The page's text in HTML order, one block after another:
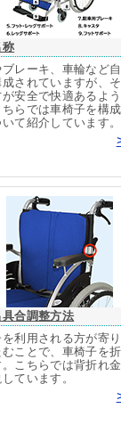
称
レーキ、車輪など
されていますが、
安全で快適あるよ
らでは車椅子を構
て紹介しています。
合調整方法
利用される方が寄
ことで、車椅子を
こちらでは背折れ
ています。